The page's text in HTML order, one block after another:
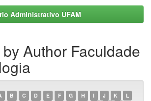
Administrativo UFAM
Author Faculdade
B C D E F G H I J K
L